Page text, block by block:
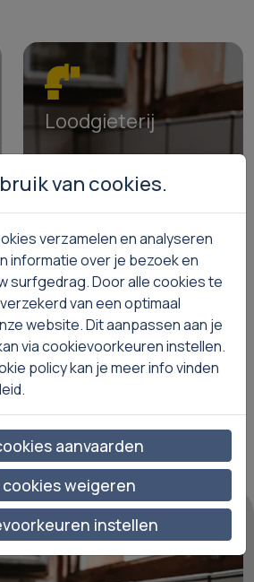
Loodgieterij
Lees meer
van cookies.
verzamelen en analyseren
informatie over je bezoek en
surfgedrag. Door alle cookies te
van een optimaal
website. Dit aanpassen aan je
via cookievoorkeuren instellen.
policy kan je meer info vinden
aanvaarden
cookies weigeren
instellen